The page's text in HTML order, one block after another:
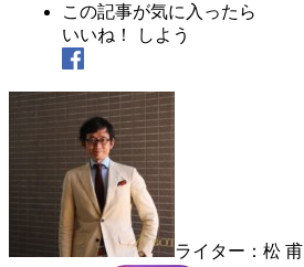
この記事が気に入ったら
いいね！ しよう
ライター：松 甫